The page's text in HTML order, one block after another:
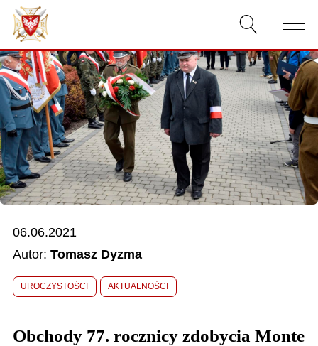
AKTUALNOŚCI
O ZWIĄZKU
DOKUMENTY
WŁADZE
RELACJE FILMOWE
KONKURSY
06.06.2021
Autor: Tomasz Dyzma
UROCZYSTOŚCI AKTUALNOŚCI
Obchody 77. rocznicy zdobycia Monte